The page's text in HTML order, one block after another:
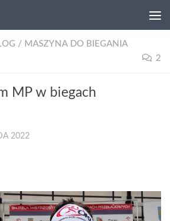
/ MASZYNA DO BIEGANIA
2
MP w biegach
2022